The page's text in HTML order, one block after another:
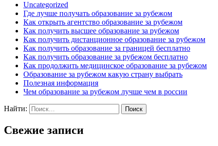
Uncategorized
Где лучше получать образование за рубежом
Как открыть агентство образование за рубежом
Как получить высшее образование за рубежом
Как получить дистанционное образование за рубежом
Как получить образование за границей бесплатно
Как получить образование за рубежом бесплатно
Как продолжить медицинское образование за рубежом
Образование за рубежом какую страну выбрать
Полезная информация
Чем образование за рубежом лучше чем в россии
Найти:
Свежие записи